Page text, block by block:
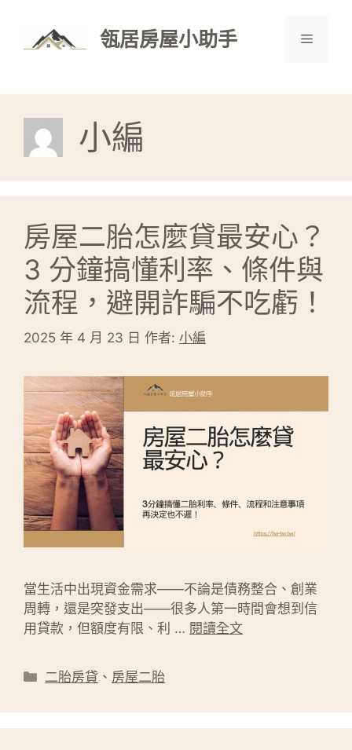
瓴居房屋小助手 選
小編
房屋二胎怎麼貸最安心？
3 分鐘搞懂利率、條件與
流程，避開詐騙不吃虧！
2025 年 4 月 23 日 作者: 小編
當生活中出現資金需求——不論是債務整合、創業
周轉，還是突發支出——很多人第一時間會想到信
用貸款，但額度有限、利 … 閱讀全文
分
二胎房貸 、 房屋二胎